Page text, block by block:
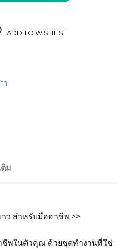
ADD TO WISHLIST
ว
ม
ว สำหรับมืออาชีพ >>
ชีพในตัวคุณ ด้วยชุดทำงานที่ใช่